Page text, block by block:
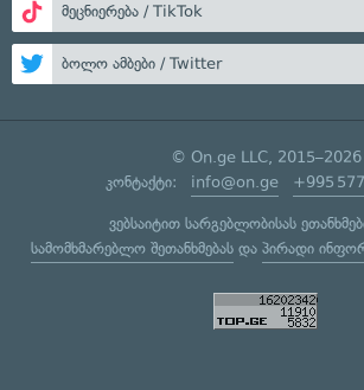
მეცნიერება / TikTok
ბოლო ამბები / Twitter
© On.ge LLC, 2015–2026
კონტაქტი: info@on.ge +995
ვებსაიტით სარგებლობისას
სამომხმარებლო შეთანხმებასდა პირადი